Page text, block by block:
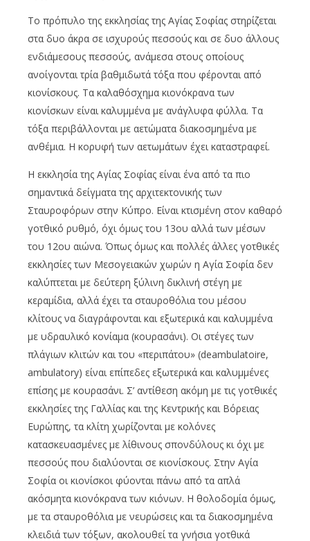
Το πρόπυλο της εκκλησίας της Αγίας Σοφίας στηρίζεται
στα δυο άκρα σε ισχυρούς πεσσούς και σε δυο άλλους
ενδιάμεσους πεσσούς, ανάμεσα στους οποίους
ανοίγονται τρία βαθμιδωτά τόξα που φέρονται από
κιονίσκους. Τα καλαθόσχημα κιονόκρανα των
κιονίσκων είναι καλυμμένα με ανάγλυφα φύλλα. Τα
τόξα περιβάλλονται με αετώματα διακοσμημένα με
ανθέμια. Η κορυφή των αετωμάτων έχει καταστραφεί.
Η εκκλησία της Αγίας Σοφίας είναι ένα από τα πιο
σημαντικά δείγματα της αρχιτεκτονικής των
Σταυροφόρων στην Κύπρο. Είναι κτισμένη στον καθαρό
γοτθικό ρυθμό, όχι όμως του 13ου αλλά των μέσων
του 12ου αιώνα. Όπως όμως και πολλές άλλες γοτθικές
εκκλησίες των Μεσογειακών χωρών η Αγία Σοφία δεν
καλύπτεται με δεύτερη ξύλινη δικλινή στέγη με
κεραμίδια, αλλά έχει τα σταυροθόλια του μέσου
κλίτους να διαγράφονται και εξωτερικά και καλυμμένα
με υδραυλικό κονίαμα (κουρασάνι). Οι στέγες των
πλάγιων κλιτών και του «περιπάτου» (deambulatoire,
ambulatory) είναι επίπεδες εξωτερικά και καλυμμένες
επίσης με κουρασάνι. Σ’ αντίθεση ακόμη με τις γοτθικές
εκκλησίες της Γαλλίας και της Κεντρικής και Βόρειας
Ευρώπης, τα κλίτη χωρίζονται με κολόνες
κατασκευασμένες με λίθινους σπονδύλους κι όχι με
πεσσούς που διαλύονται σε κιονίσκους. Στην Αγία
Σοφία οι κιονίσκοι φύονται πάνω από τα απλά
ακόσμητα κιονόκρανα των κιόνων. Η θολοδομία όμως,
με τα σταυροθόλια με νευρώσεις και τα διακοσμημένα
κλειδιά των τόξων, ακολουθεί τα γνήσια γοτθικά